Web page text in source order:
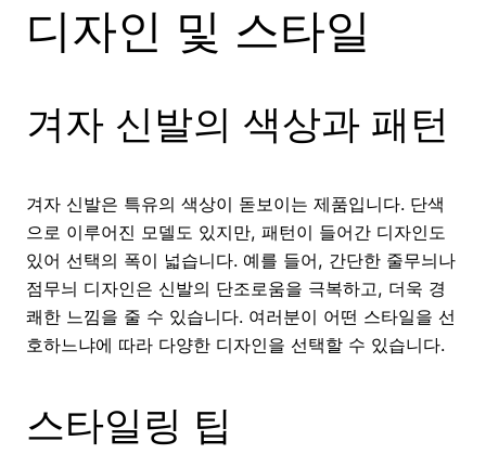
디자인 및 스타일
겨자 신발의 색상과 패턴
겨자 신발은 특유의 색상이 돋보이는 제품입니다. 단색
으로 이루어진 모델도 있지만, 패턴이 들어간 디자인도
있어 선택의 폭이 넓습니다. 예를 들어, 간단한 줄무늬나
점무늬 디자인은 신발의 단조로움을 극복하고, 더욱 경
쾌한 느낌을 줄 수 있습니다. 여러분이 어떤 스타일을 선
호하느냐에 따라 다양한 디자인을 선택할 수 있습니다.
스타일링 팁